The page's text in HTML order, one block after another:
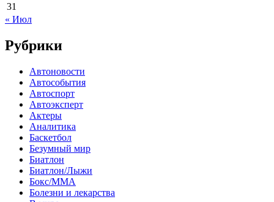
31
« Июл
Рубрики
Автоновости
Автособытия
Автоспорт
Автоэксперт
Актеры
Аналитика
Баскетбол
Безумный мир
Биатлон
Биатлон/Лыжи
Бокс/MMA
Болезни и лекарства